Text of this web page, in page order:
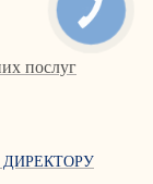
послуг
КНОПКА
ЗВ'ЯЗКУ